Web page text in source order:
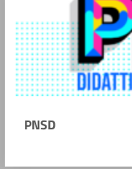
PNSD